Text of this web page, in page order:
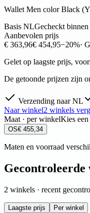
Wallet Men color Black
Basis NLGecheckt
Aanbevolen prijs
€ 363,96€ 454,95−20%·
Gelet op laagste prijs,
De getoonde prijzen zijn
Verzending naar NL
Naar winkel2 winkels
Maat · per winkelKies
OS€ 455,34
Maten en voorraad
Gecontroleerde
2 winkels · recent
Laagste prijs Per winkel